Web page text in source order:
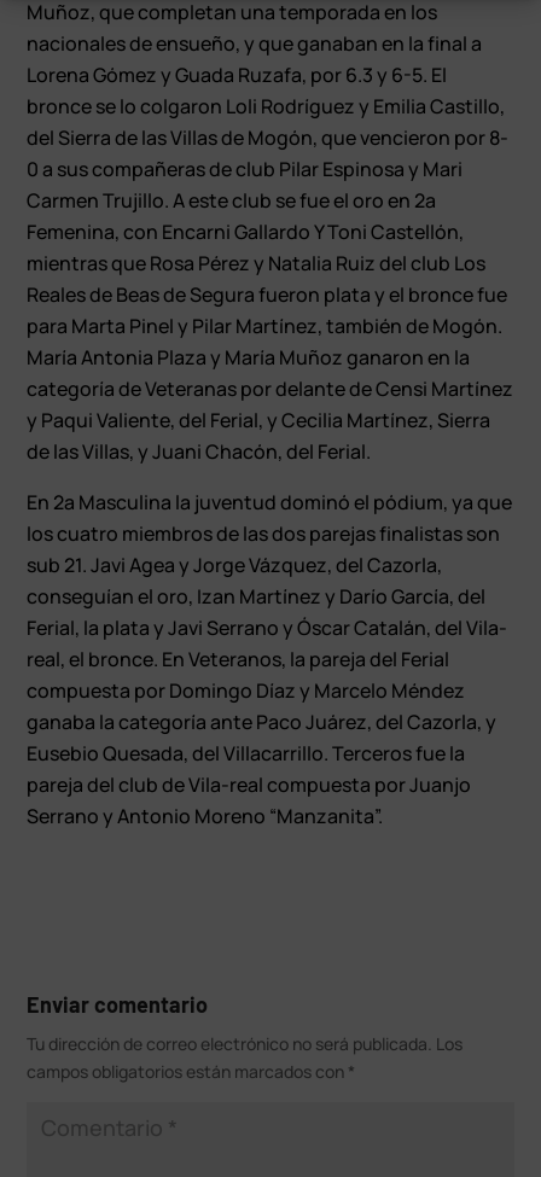
Muñoz, que completan una temporada en los
nacionales de ensueño, y que ganaban en la final a
Lorena Gómez y Guada Ruzafa, por 6.3 y 6-5. El
bronce se lo colgaron Loli Rodríguez y Emilia Castillo,
del Sierra de las Villas de Mogón, que vencieron por 8-
0 a sus compañeras de club Pilar Espinosa y Mari
Carmen Trujillo. A este club se fue el oro en 2ª
Femenina, con Encarni Gallardo Y Toni Castellón,
mientras que Rosa Pérez y Natalia Ruiz del club Los
Reales de Beas de Segura fueron plata y el bronce fue
para Marta Pinel y Pilar Martínez, también de Mogón.
María Antonia Plaza y María Muñoz ganaron en la
categoría de Veteranas por delante de Censi Martínez
y Paqui Valiente, del Ferial, y Cecilia Martínez, Sierra
de las Villas, y Juani Chacón, del Ferial.
En 2ª Masculina la juventud dominó el pódium, ya que
los cuatro miembros de las dos parejas finalistas son
sub 21. Javi Agea y Jorge Vázquez, del Cazorla,
conseguían el oro, Izan Martínez y Darío García, del
Ferial, la plata y Javi Serrano y Óscar Catalán, del Vila-
real, el bronce. En Veteranos, la pareja del Ferial
compuesta por Domingo Díaz y Marcelo Méndez
ganaba la categoría ante Paco Juárez, del Cazorla, y
Eusebio Quesada, del Villacarrillo. Terceros fue la
pareja del club de Vila-real compuesta por Juanjo
Serrano y Antonio Moreno “Manzanita”.
Enviar comentario
Tu dirección de correo electrónico no será publicada. Los
campos obligatorios están marcados con *